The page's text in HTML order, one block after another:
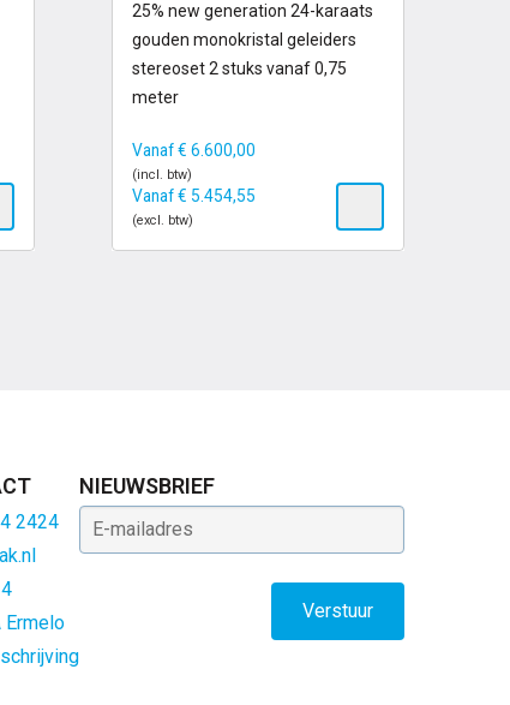
25% new generation 24-karaats
gouden monokristal geleiders
stereoset 2 stuks vanaf 0,75
meter
Vanaf€ 6.600,00
(incl. btw)
Vanaf€ 5.454,55
(excl. btw)
2424
Ermelo
NIEUWSBRIEF
E-mailadres